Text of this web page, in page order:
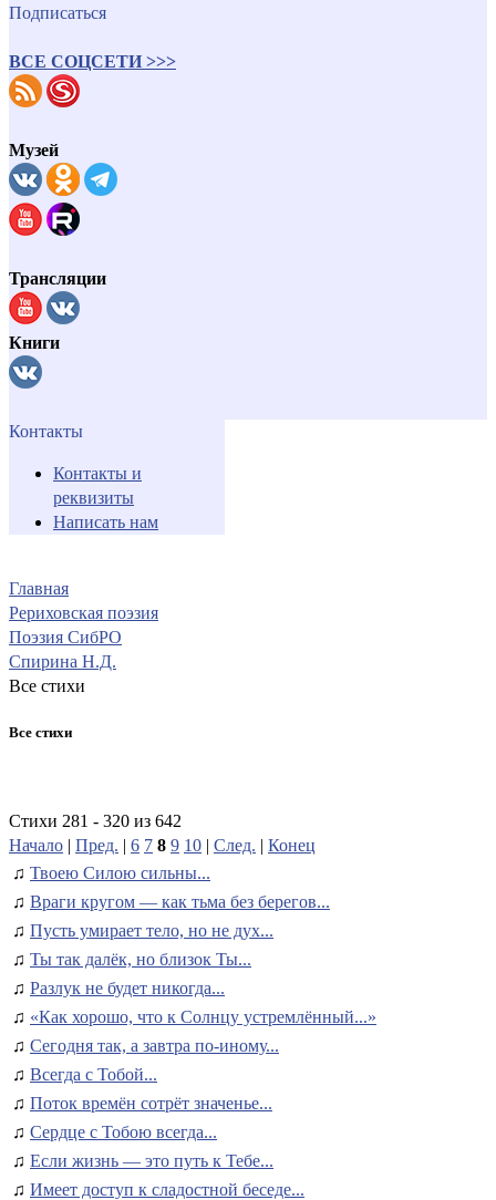
Подписаться
ВСЕ СОЦСЕТИ >>>
Музей
Трансляции
Книги
Контакты
Контакты и
реквизиты
Написать нам
Главная
Рериховская поэзия
Поэзия СибРО
Спирина Н.Д.
Все стихи
Все стихи
Стихи 281 - 320 из 642
Начало | Пред. | 6 7 8 9 10 | След. | Конец
♫ Твоею Силою сильны...
♫ Враги кругом — как тьма без берегов...
♫ Пусть умирает тело, но не дух...
♫ Ты так далёк, но близок Ты...
♫ Разлук не будет никогда...
♫ «Как хорошо, что к Солнцу устремлённый...»
♫ Сегодня так, а завтра по-иному...
♫ Всегда с Тобой...
♫ Поток времён сотрёт значенье...
♫ Сердце с Тобою всегда...
♫ Если жизнь — это путь к Тебе...
♫ Имеет доступ к сладостной беседе...